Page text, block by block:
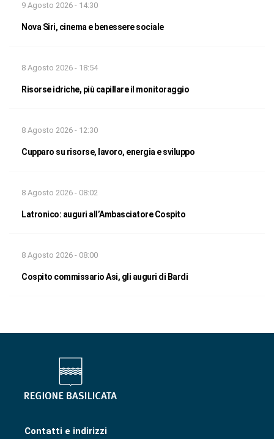
9 Agosto 2026 - 14:30
Nova Siri, cinema e benessere sociale
8 Agosto 2026 - 18:54
Risorse idriche, più capillare il monitoraggio
8 Agosto 2026 - 12:30
Cupparo su risorse, lavoro, energia e sviluppo
8 Agosto 2026 - 08:02
Latronico: auguri all’Ambasciatore Cospito
8 Agosto 2026 - 08:00
Cospito commissario Asi, gli auguri di Bardi
Contatti e indirizzi